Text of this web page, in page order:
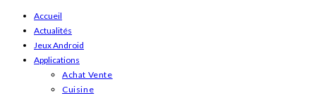
Skip
content
Accueil
Actualités
Jeux Android
Applications
Achat Vente
Cuisine